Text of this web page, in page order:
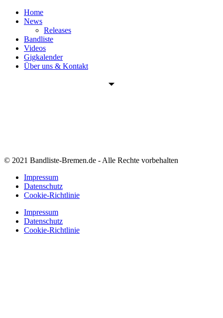
Home
News
Releases
Bandliste
Videos
Gigkalender
Über uns & Kontakt
© 2021 Bandliste-Bremen.de - Alle Rechte vorbehalten
Impressum
Datenschutz
Cookie-Richtlinie
Impressum
Datenschutz
Cookie-Richtlinie